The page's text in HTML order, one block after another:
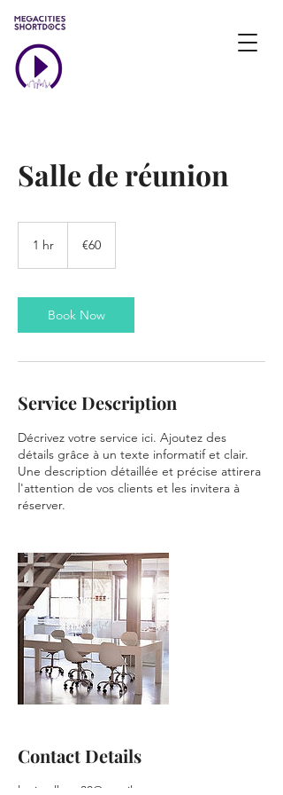
Salle de réunion
1 hr €60
Book Now
Service Description
Décrivez votre service ici. Ajoutez des
détails grâce à un texte informatif et clair.
Une description détaillée et précise attirera
l'attention de vos clients et les invitera à
réserver.
Contact Details
louissalbert30@gmail.com